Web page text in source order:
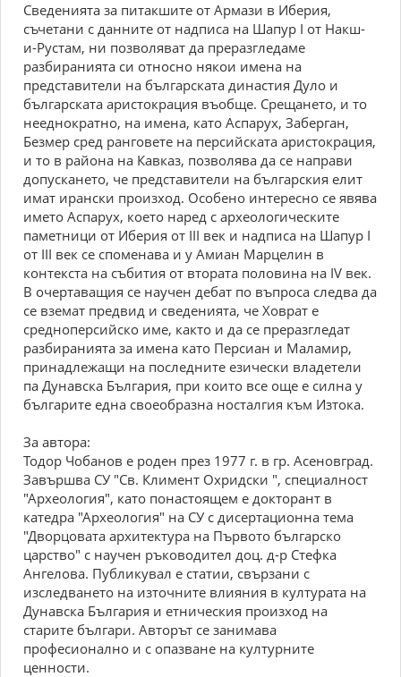
Сведенията за питакшите от Армази в Иберия,
съчетани с данните от надписа на Шапур I от Накш-
и-Рустам, ни позволяват да преразгледаме
разбиранията си относно някои имена на
представители на българската династия Дуло и
българската аристокрация въобще. Срещането, и то
нееднократно, на имена, като Аспарух, Заберган,
Безмер сред ранговете на персийската аристокрация,
и то в района на Кавказ, позволява да се направи
допускането, че представители на българския елит
имат ирански произход. Особено интересно се явява
името Аспарух, което наред с археологическите
паметници от Иберия от III век и надписа на Шапур I
от III век се споменава и у Амиан Марцелин в
контекста на събития от втората половина на IV век.
В очертаващия се научен дебат по въпроса следва да
се вземат предвид и сведенията, че Ховрат е
средноперсийско име, както и да се преразгледат
разбиранията за имена като Персиан и Маламир,
принадлежащи на последните езически владетели
па Дунавска България, при които все още е силна у
българите една своеобразна носталгия към Изтока.
За автора:
Тодор Чобанов е роден през 1977 г. в гр. Асеновград.
Завършва СУ "Св. Климент Охридски ", специалност
"Археология", като понастоящем е докторант в
катедра "Археология" на СУ с дисертационна тема
"Дворцовата архитектура на Първото българско
царство" с научен ръководител доц. д-р Стефка
Ангелова. Публикувал е статии, свързани с
изследването на източните влияния в културата на
Дунавска България и етническия произход на
старите българи. Авторът се занимава
професионално и с опазване на културните
ценности.